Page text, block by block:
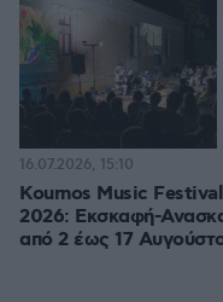
Kournos Music Festival
2026: Εκσκαφή-
από 2 έως 17
16.07.2026, 15:10